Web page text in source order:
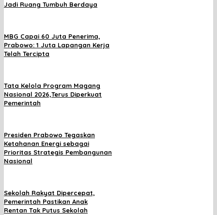
Jadi Ruang Tumbuh Berdaya
MBG Capai 60 Juta Penerima,
Prabowo: 1 Juta Lapangan Kerja
Telah Tercipta
Tata Kelola Program Magang
Nasional 2026,Terus Diperkuat
Pemerintah
Presiden Prabowo Tegaskan
Ketahanan Energi sebagai
Prioritas Strategis Pembangunan
Nasional
Sekolah Rakyat Dipercepat,
Pemerintah Pastikan Anak
Rentan Tak Putus Sekolah